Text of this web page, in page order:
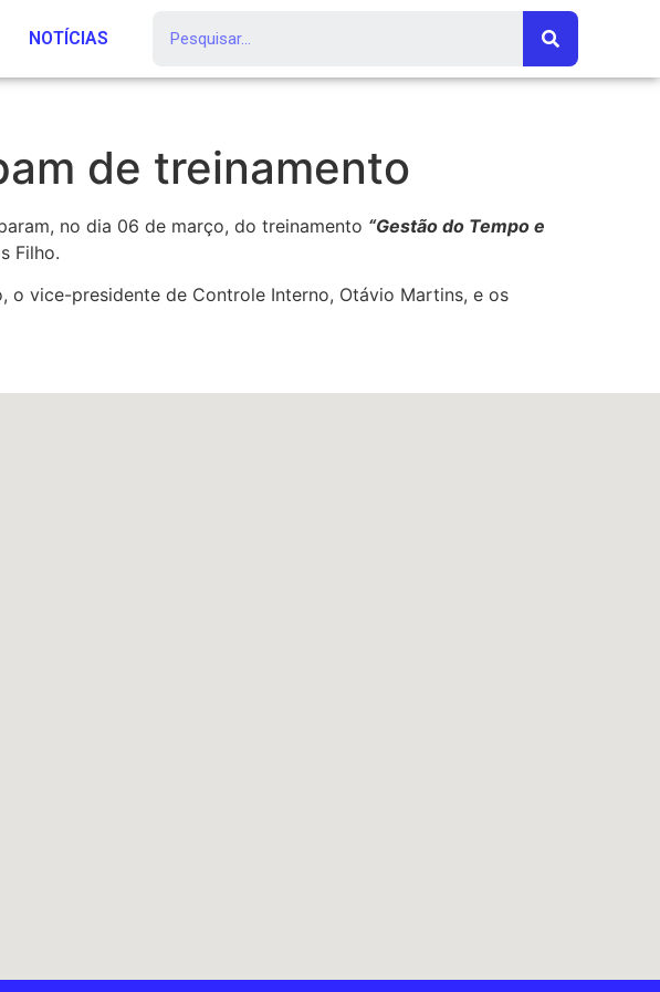
NOTÍCIAS
de treinamento
no dia 06 de março, do treinamento “Gestão do Tempo e
Filho.
o vice-presidente de Controle Interno, Otávio Martins, e os